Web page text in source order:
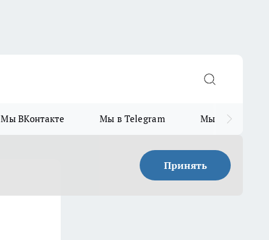
Мы ВКонтакте Мы в Telegram Мы в MAX
Принять